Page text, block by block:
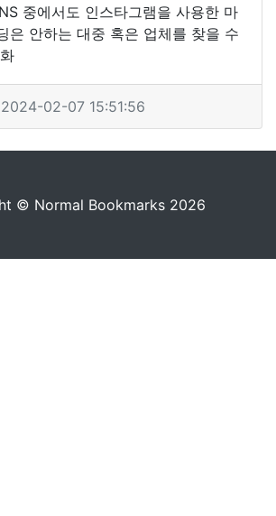
중에서도 인스타그램을 사용한 마
은 안하는 대중 혹은 업체를 찾을 수
02-07 15:51:56
© Normal Bookmarks 2026